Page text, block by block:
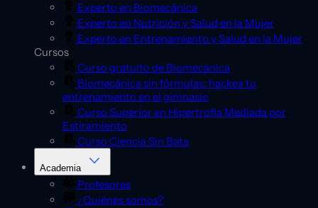
Experto en Biomecánica
Experto en Nutrición y Salud en la Mujer
Experto en Entrenamiento y Salud en la Mujer
Cursos
Curso gratuito de Biomecánica
Biomecánica sin fórmulas: hackea tu
entrenamiento en el gimnasio
Curso Superior en Hipertrofia Mediada por
Estiramiento
Curso Ciencia Sin Bata
Academia
Profesores
¿Quiénes somos?